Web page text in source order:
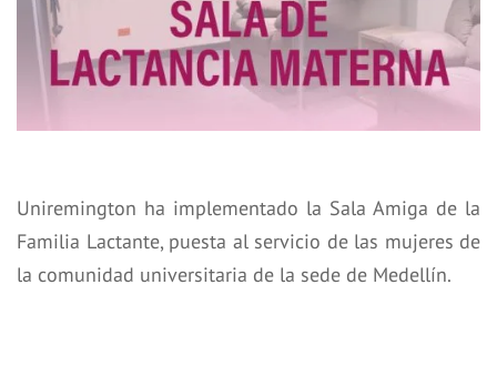
Uniremington ha implementado la Sala Amiga de la
Familia Lactante, puesta al servicio de las mujeres de
la comunidad universitaria de la sede de Medellín.